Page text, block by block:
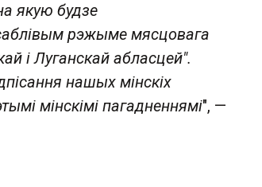
якую будзе
рэжыме мясцовага
і Луганскай абласцей".
нашых мінскіх
мінскімі пагадненнямі", —